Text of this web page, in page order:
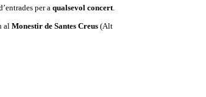
per aqualsevol concert.
alMonestir de Santes Creus (Alt